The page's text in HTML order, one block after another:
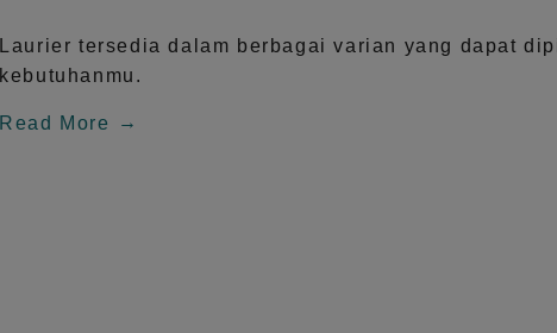
Laurier tersedia dalam berbagai varian yang dapat
kebutuhanmu.
Read More